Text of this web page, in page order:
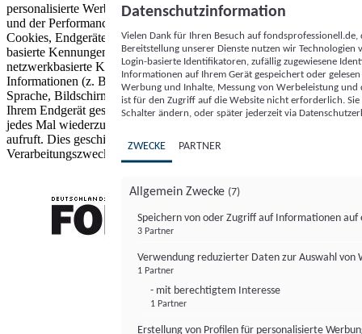
personalisierte Werbung und Inhalte, Messung von Werbeleistung
und der Performance von Inhalten sowie Zielgruppenforschung.
Cookies, Endgeräte- oder ähnliche Online-Kennungen (z. B. login-
basierte Kennungen, zufällig generierte Kennungen,
netzwerkbasierte Kennungen) können zusammen mit anderen
Informationen (z. B. Browsertyp und Browserinformationen,
Sprache, Bildschirmgröße, unterstützte Technologien usw.) auf
Ihrem Endgerät gespeichert oder von dort ausgelesen werden, um es
jedes Mal wiederzuerkennen, wenn es eine App oder einer Webseite
aufruft. Dies geschieht für einen oder mehrere der hier aufgeführten
Verarbeitungszwecke.
Datenschutzinformation
Vielen Dank für Ihren Besuch auf
Bereitstellung unserer Dienste nutzen wir Technologien
Login-basierte Identifikatoren, zufällig zugewiesene
Informationen auf Ihrem Gerät gespeichert oder
Werbung und Inhalte, Messung von Werbeleistung
ist für den Zugriff auf die Website nicht erforderlich.
Schalter ändern, oder später jederzeit via
ZWECKE PARTNER
Allgemein Zwecke (7)
Speichern von oder Zugriff auf Informationen auf
3 Partner
Verwendung reduzierter Daten zur Auswahl von
1 Partner
- mit berechtigtem Interesse
1 Partner
Erstellung von Profilen für personalisierte
FONDS professionell